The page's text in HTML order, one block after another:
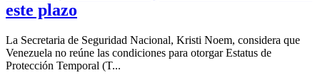
este plazo
La Secretaria de Seguridad Nacional, Kristi Noem, considera que
Venezuela no reúne las condiciones para otorgar Estatus de
Protección Temporal (T...